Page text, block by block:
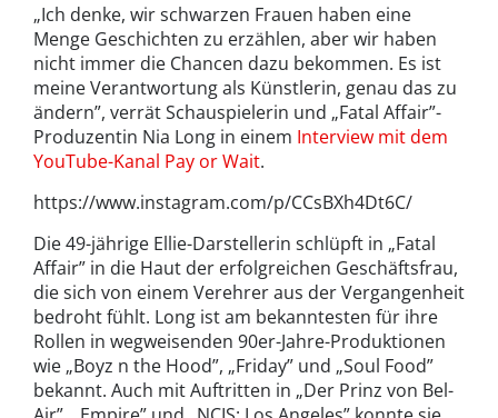
„Ich denke, wir schwarzen Frauen haben eine
Menge Geschichten zu erzählen, aber wir haben
nicht immer die Chancen dazu bekommen. Es ist
meine Verantwortung als Künstlerin, genau das zu
ändern”, verrät Schauspielerin und „Fatal Affair”-
Produzentin Nia Long in einem Interview mit dem
YouTube-Kanal Pay or Wait.
https://www.instagram.com/p/CCsBXh4Dt6C/
Die 49-jährige Ellie-Darstellerin schlüpft in „Fatal
Affair” in die Haut der erfolgreichen Geschäftsfrau,
die sich von einem Verehrer aus der Vergangenheit
bedroht fühlt. Long ist am bekanntesten für ihre
Rollen in wegweisenden 90er-Jahre-Produktionen
wie „Boyz n the Hood”, „Friday” und „Soul Food”
bekannt. Auch mit Auftritten in „Der Prinz von Bel-